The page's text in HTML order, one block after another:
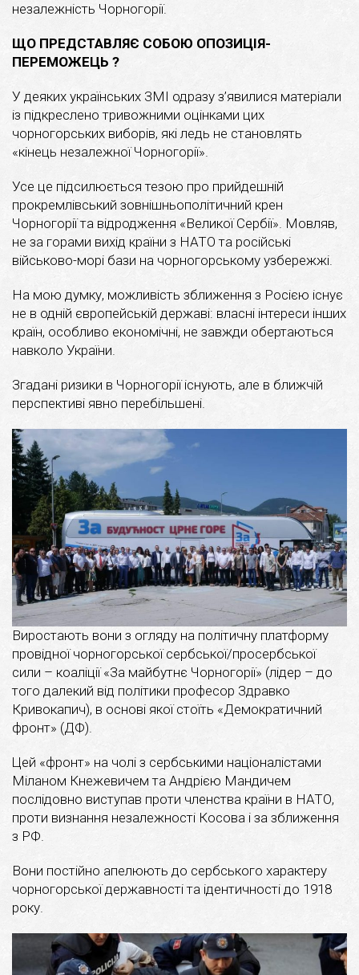
незалежність Чорногорії.
ЩО ПРЕДСТАВЛЯЄ СОБОЮ ОПОЗИЦІЯ-
ПЕРЕМОЖЕЦЬ ?
У деяких українських ЗМІ одразу з’явилися матеріали
із підкреслено тривожними оцінками цих
чорногорських виборів, які ледь не становлять
«кінець незалежної Чорногорії».
Усе це підсилюється тезою про прийдешній
прокремлівський зовнішньополітичний крен
Чорногорії та відродження «Великої Сербії». Мовляв,
не за горами вихід країни з НАТО та російські
військово-морі бази на чорногорському узбережжі.
На мою думку, можливість зближення з Росією існує
не в одній європейській державі: власні інтереси інших
країн, особливо економічні, не завжди обертаються
навколо України.
Згадані ризики в Чорногорії існують, але в ближчій
перспективі явно перебільшені.
Виростають вони з огляду на політичну платформу
провідної чорногорської сербської/просербської
сили – коаліції «За майбутнє Чорногорії» (лідер – до
того далекий від політики професор Здравко
Кривокапич), в основі якої стоїть «Демократичний
фронт» (ДФ).
Цей «фронт» на чолі з сербськими націоналістами
Міланом Кнежевичем та Андрією Мандичем
послідовно виступав проти членства країни в НАТО,
проти визнання незалежності Косова і за зближення
з РФ.
Вони постійно апелюють до сербського характеру
чорногорської державності та ідентичності до 1918
року.